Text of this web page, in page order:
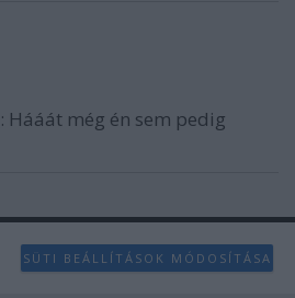
: Hááát még én sem pedig
SÜTI BEÁLLÍTÁSOK MÓDOSÍTÁSA